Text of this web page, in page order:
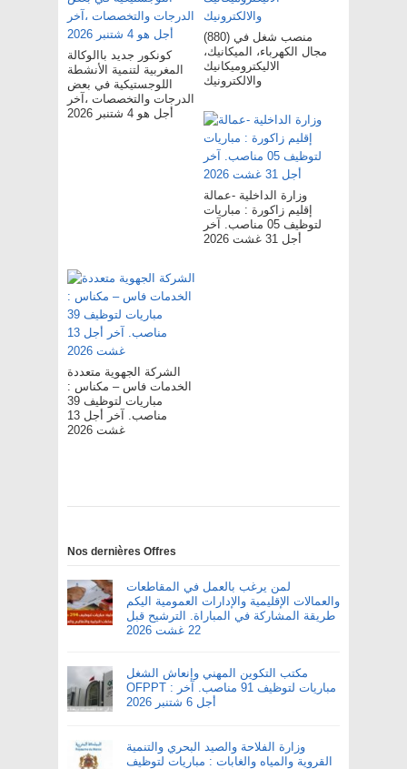
كونكور جديد باالوكالة
المغربية لتنمية الأنشطة
اللوجستيكية في بعض
الدرجات والتخصصات ،آخر
أجل هو 4 شتنبر 2026
(880) منصب شغل في
مجال الكهرباء، الميكانيك،
الاليكتروميكانيك
والالكترونيك
وزارة الداخلية -عمالة
إقليم زاكورة : مباريات
لتوظيف 05 مناصب. آخر
أجل 31 غشت 2026
الشركة الجهوية متعددة
الخدمات فاس – مکناس :
مباريات لتوظيف 39
مناصب. آخر أجل 13
غشت 2026
Nos dernières Offres
لمن يرغب بالعمل في المقاطعات
والعمالات الإقليمية والإدارات العمومية اليكم
طريقة المشاركة في المباراة. الترشيح قبل
22 غشت 2026
مكتب التكوين المهني وإنعاش الشغل
OFPPT : مباريات لتوظيف 91 مناصب. آخر
أجل 6 شتنبر 2026
وزارة الفلاحة والصيد البحري والتنمية
القروية والمياه والغابات : مباريات لتوظيف